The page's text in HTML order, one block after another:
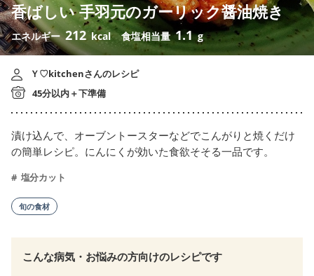
香ばしい 手羽元のガーリック醤油焼き
エネルギー212 kcal 食塩相当量1.1 g
Ｙ♡kitchenさんのレシピ
45分以内＋下準備
漬け込んで、オーブントースターなどでこんがりと焼くだけ
の簡単レシピ。にんにくが効いた食欲そそる一品です。
塩分カット
旬の食材
こんな病気・お悩みの方向けのレシピです